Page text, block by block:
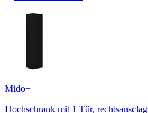
Mido+
Hochschrank mit 1 Tür, rechtsansclag